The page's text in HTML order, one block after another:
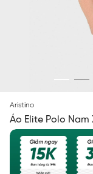
Aristino
Áo Elite Polo Nam